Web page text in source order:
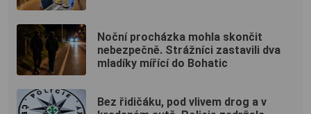
Noční procházka mohla skončit
nebezpečně. Strážníci zastavili dva
mladíky mířící do Bohatic
Bez řidičáku, pod vlivem drog a v